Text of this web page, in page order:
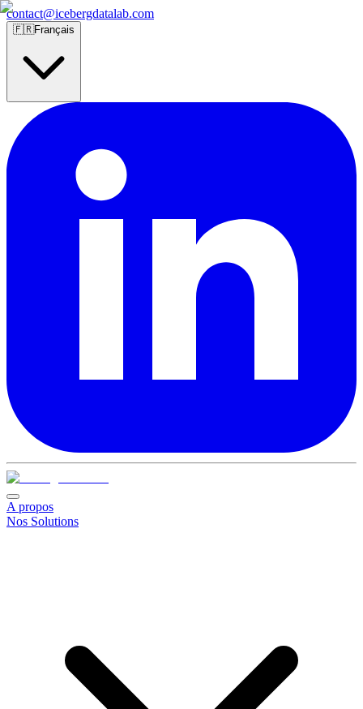
contact@icebergdatalab.com
🇫🇷Français
A propos
Nos Solutions